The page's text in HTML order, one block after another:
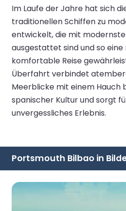
Im Laufe der Jahre hat sich
traditionellen Schiffen zu
entwickelt, die mit
ausgestattet sind und so eine
komfortable Reise
Überfahrt verbindet
Meerblicke mit einem Hauch
spanischer Kultur und sorgt
unvergessliches Erlebnis.
Portsmouth Bilbao in